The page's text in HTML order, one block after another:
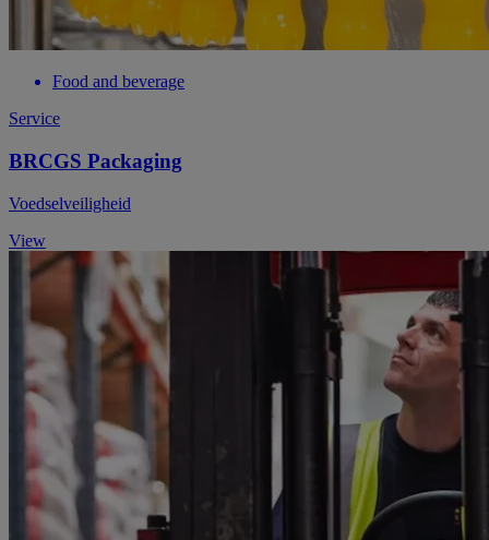
Food and beverage
Service
BRCGS Packaging
Voedselveiligheid
View